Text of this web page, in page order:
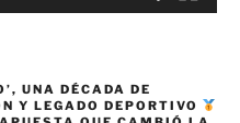
UNA DÉCADA DE
Y LEGADO DEPORTIVO